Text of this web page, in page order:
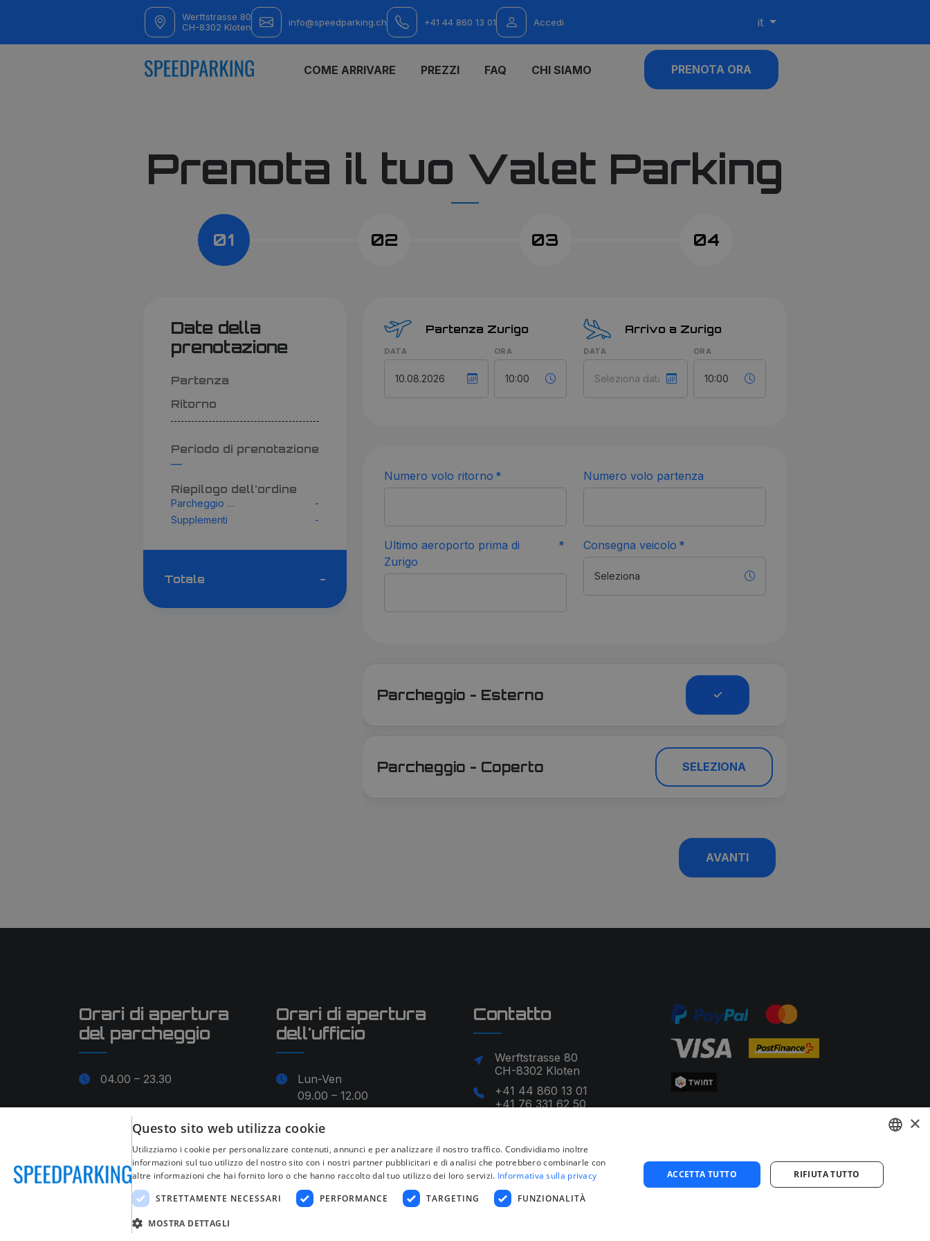
Werftstrasse 80
CH-8302 Kloten
info@speedparking.ch +41 44 860 13 01 Accedi it
COME ARRIVARE PREZZI FAQ CHI SIAMO PRENOTA ORA
Prenota il tuo Valet Parking
01 02 03 04
Partenza Zurigo
DATA ORA
Arrivo a Zurigo
DATA ORA
Numero volo ritorno Numero volo partenza
Ultimo aeroporto prima di
Zurigo
Consegna veicolo
Parcheggio - Esterno ✓
Parcheggio - Coperto SELEZIONA
AVANTI
Date della
prenotazione
Partenza
Ritorno
Periodo di prenotazione
—
Riepilogo dell'ordine
Parcheggio - Esterno
-
Supplementi
-
Totale -
Orari di apertura
del parcheggio
04.00 – 23.30
Orari di apertura
dell'ufficio
Lun-Ven
09.00 – 12.00
13.30 – 17.00
Contatto
Werftstrasse 80
CH-8302 Kloten
+41 44 860 13 01
+41 76 331 62 50
|
GERMAN
ENGLISH
×
Questo sito web utilizza cookie
Utilizziamo i cookie per personalizzare contenuti, annunci e per analizzare il nostro traffico. Condividiamo inoltre
informazioni sul tuo utilizzo del nostro sito con i nostri partner pubblicitari e di analisi che potrebbero combinarle con
altre informazioni che hai fornito loro o che hanno raccolto dal tuo utilizzo dei loro servizi. Informativa sulla privacy
STRETTAMENTE NECESSARI
PERFORMANCE TARGETING FUNZIONALITÀ
MOSTRA DETTAGLI
ACCETTA TUTTO RIFIUTA TUTTO